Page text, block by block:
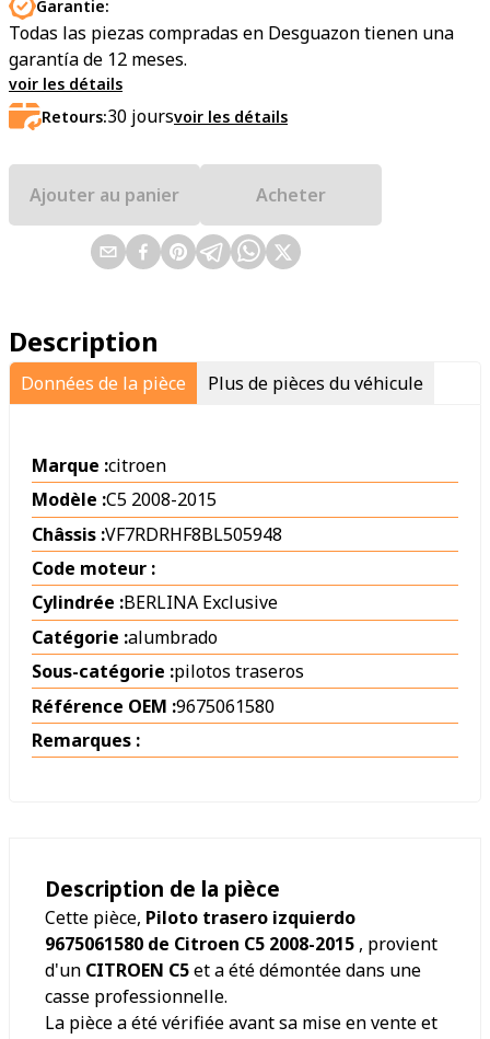
Garantie:
Todas las piezas compradas en Desguazon tienen una
garantía de 12 meses.
voir les détails
Retours:30 joursvoir les détails
Ajouter au panier Acheter
Description
Données de la pièce Plus de pièces du véhicule
Marque :citroen
Modèle :C5 2008-2015
Châssis :VF7RDRHF8BL505948
Code moteur :
Cylindrée :BERLINA Exclusive
Catégorie :alumbrado
Sous-catégorie :pilotos traseros
Référence OEM :9675061580
Remarques :
Description de la pièce
Cette pièce, Piloto trasero izquierdo
9675061580 de Citroen C5 2008-2015 , provient
d'un CITROEN C5et a été démontée dans une
casse professionnelle.
La pièce a été vérifiée avant sa mise en vente et